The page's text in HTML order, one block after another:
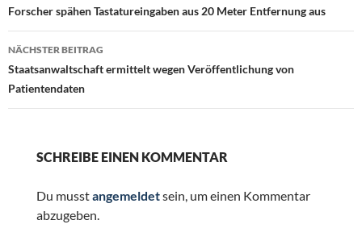
Forscher spähen Tastatureingaben aus 20 Meter Entfernung aus
NÄCHSTER BEITRAG
Staatsanwaltschaft ermittelt wegen Veröffentlichung von
Patientendaten
SCHREIBE EINEN KOMMENTAR
Du musstangemeldetsein, um einen Kommentar
abzugeben.